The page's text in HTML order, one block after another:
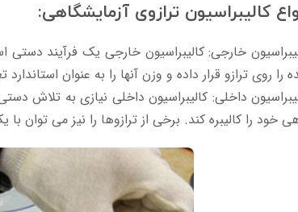
کالیبراسیون ترازوی آزمایشگاهی:
خارجی: کالیبراسیون خارجی یک فرآیند
را روی ترازو قرار داده و وزن آنها را به عنوان استاندارد
داخلی: کالیبراسیون داخلی نیازی به تلاش
خود را کالیبره کند. برخی از ترازوها را نیز می توان